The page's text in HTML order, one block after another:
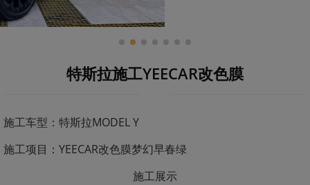
特斯拉施工YEECAR改色膜
施工车型：特斯拉MODEL Y
施工项目：YEECAR改色膜梦幻早春绿
施工展示